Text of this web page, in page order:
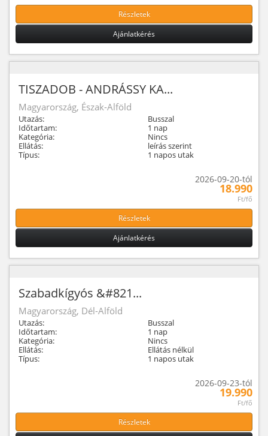
Részletek
Ajánlatkérés
TISZADOB - ANDRÁSSY KA...
Magyarország, Észak-Alföld
Utazás:
Busszal
Időtartam:
1 nap
Kategória:
Nincs
Ellátás:
leírás szerint
Típus:
1 napos utak
2026-09-20-tól
18.990
Ft/fő
Részletek
Ajánlatkérés
Szabadkígyós &#821...
Magyarország, Dél-Alföld
Utazás:
Busszal
Időtartam:
1 nap
Kategória:
Nincs
Ellátás:
Ellátás nélkül
Típus:
1 napos utak
2026-09-23-tól
19.990
Ft/fő
Részletek